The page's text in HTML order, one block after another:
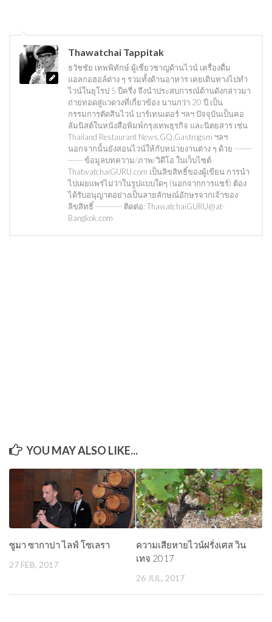
Thawatchai Tappitak
ธวัชชัย เทพพิทักษ์ ผู้เชี่ยวชาญด้านไวน์ เครื่องดื่ม
แอลกอฮอล์ต่าง ๆ รวมทั้งด้านอาหาร เคยเดินทางไปทำ
ไวน์ในยุโรป 5 ปีครึ่ง จึงนำประสบการณ์ด้านดังกล่าวมา
ถ่ายทอดสู่แวดวงที่เกี่ยวข้อง นานกว่า 20 ปี เป็น
กรรมการตัดสินไวน์ บาร์เทนเดอร์ ฯลฯ ปัจจุบันเป็นคอ
ลัมนิสต์ในหนังสือพิมพ์กรุงเทพธุรกิจ และนิตยสาร เช่น
Thailand Restaurant News,GQ,Gastrogsm ฯลฯ
นอกจากนั้นยังสอนไวน์ให้กับหน่วยงานต่าง ๆ ด้วย -------
------ ข้อมูลบทความ/ภาพ/วิดีโอ ในเว็บไซต์
ThatwatchaiGURU.com เป็นลิขสิทธิ์ของผู้เขียน การนำ
ไปเผยแพร่ไม่ว่าในรูปแบบใดๆ (นอกจากการแชร์) ต้อง
ได้รับอนุญาตอย่างเป็นลายลักษณ์อักษรจากเจ้าของ
ลิขสิทธิ์ ----------- ติดต่อ: ThawatchaiGURU@at-
Bangkok.com
YOU MAY ALSO LIKE...
ซูมา ซากาปา ไลฟ์ โซเลรา
27 FEB, 2017
ความเสียหายไวน์ฝรั่งเศส วิน
เทจ 2017
26 JUL, 2017